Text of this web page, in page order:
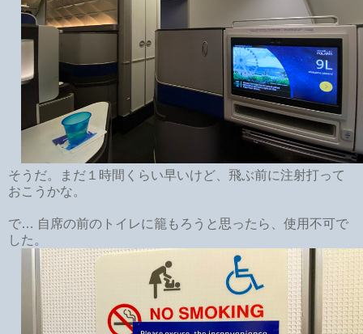
そうだ。まだ１時間くらい早いけど、飛ぶ前に注射打って
おこうかな。
で… 自席の前のトイレに籠もろうと思ったら、使用不可で
した。